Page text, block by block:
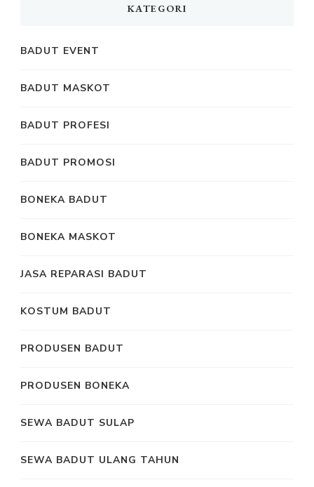
KATEGORI
BADUT EVENT
BADUT MASKOT
BADUT PROFESI
BADUT PROMOSI
BONEKA BADUT
BONEKA MASKOT
JASA REPARASI BADUT
KOSTUM BADUT
PRODUSEN BADUT
PRODUSEN BONEKA
SEWA BADUT SULAP
SEWA BADUT ULANG TAHUN